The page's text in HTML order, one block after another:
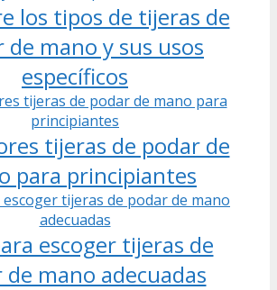
los tipos de tijeras de
de mano y sus usos
específicos
tijeras de podar de
para principiantes
escoger tijeras de
de mano adecuadas